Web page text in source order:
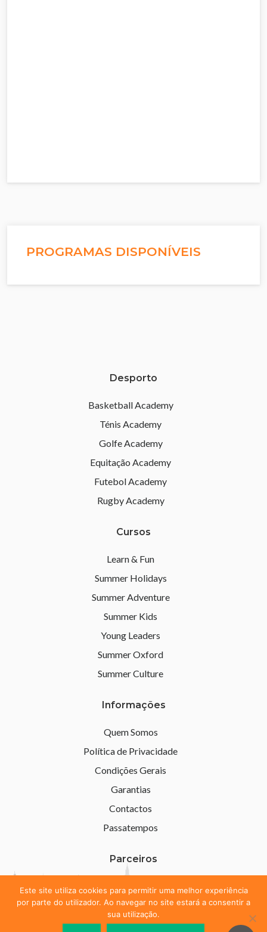
PROGRAMAS DISPONÍVEIS
Desporto
Basketball Academy
Ténis Academy
Golfe Academy
Equitação Academy
Futebol Academy
Rugby Academy
Cursos
Learn & Fun
Summer Holidays
Summer Adventure
Summer Kids
Young Leaders
Summer Oxford
Summer Culture
Informações
Quem Somos
Política de Privacidade
Condições Gerais
Garantias
Contactos
Passatempos
Parceiros
Este site utiliza cookies para permitir uma melhor experiência
por parte do utilizador. Ao navegar no site estará a consentir a
sua utilização.